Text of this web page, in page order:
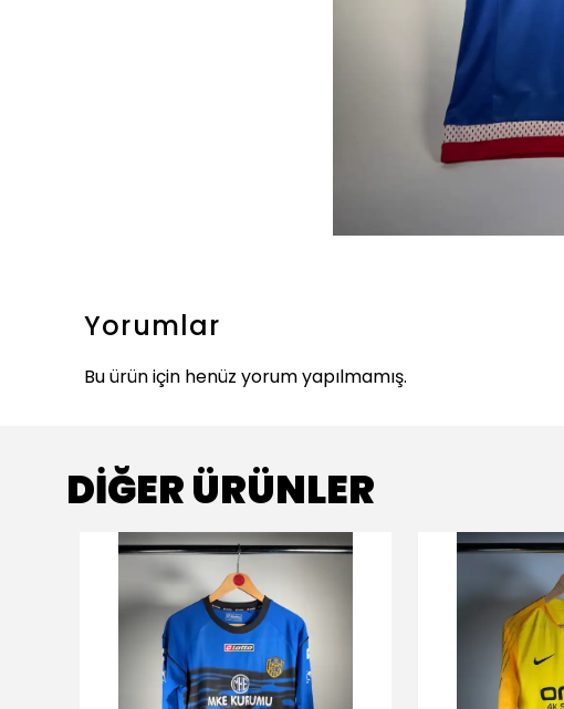
Yorumlar
Bu ürün için henüz yorum yapılmamış.
DİĞER ÜRÜNLER